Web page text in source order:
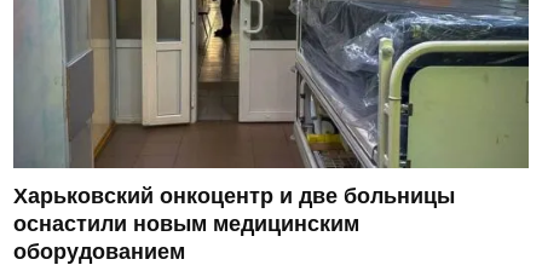
Харьковский онкоцентр и две больницы
оснастили новым медицинским
оборудованием